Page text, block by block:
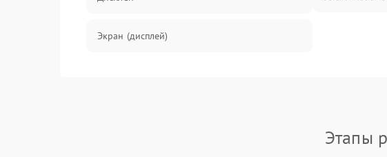
Экран (дисплей)
Этапы